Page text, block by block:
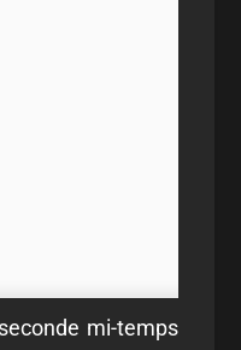
mi-temps